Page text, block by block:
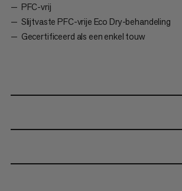
PFC-vrij
Slijtvaste PFC-vrije Eco Dry-behandeling
Gecertificeerd als een enkel touw